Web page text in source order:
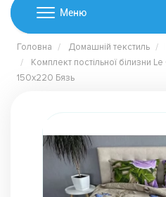
Меню
Домашній
Ковдри
Подушки
Пледи
Покривала
Рушники
Наматрацники
Дитячі товари
Акції
Головна Домашній текстиль
Комплект постільної білизни
150x220 Бязь